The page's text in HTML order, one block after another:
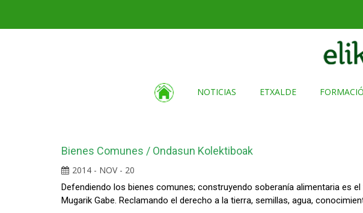
NOTICIAS ETXALDE
Bienes Comunes / Ondasun Kolektiboak
2014 - NOV - 20
Defendiendo los bienes comunes; construyendo soberanía alimentaria es
Mugarik Gabe. Reclamando el derecho a la tierra, semillas, agua,